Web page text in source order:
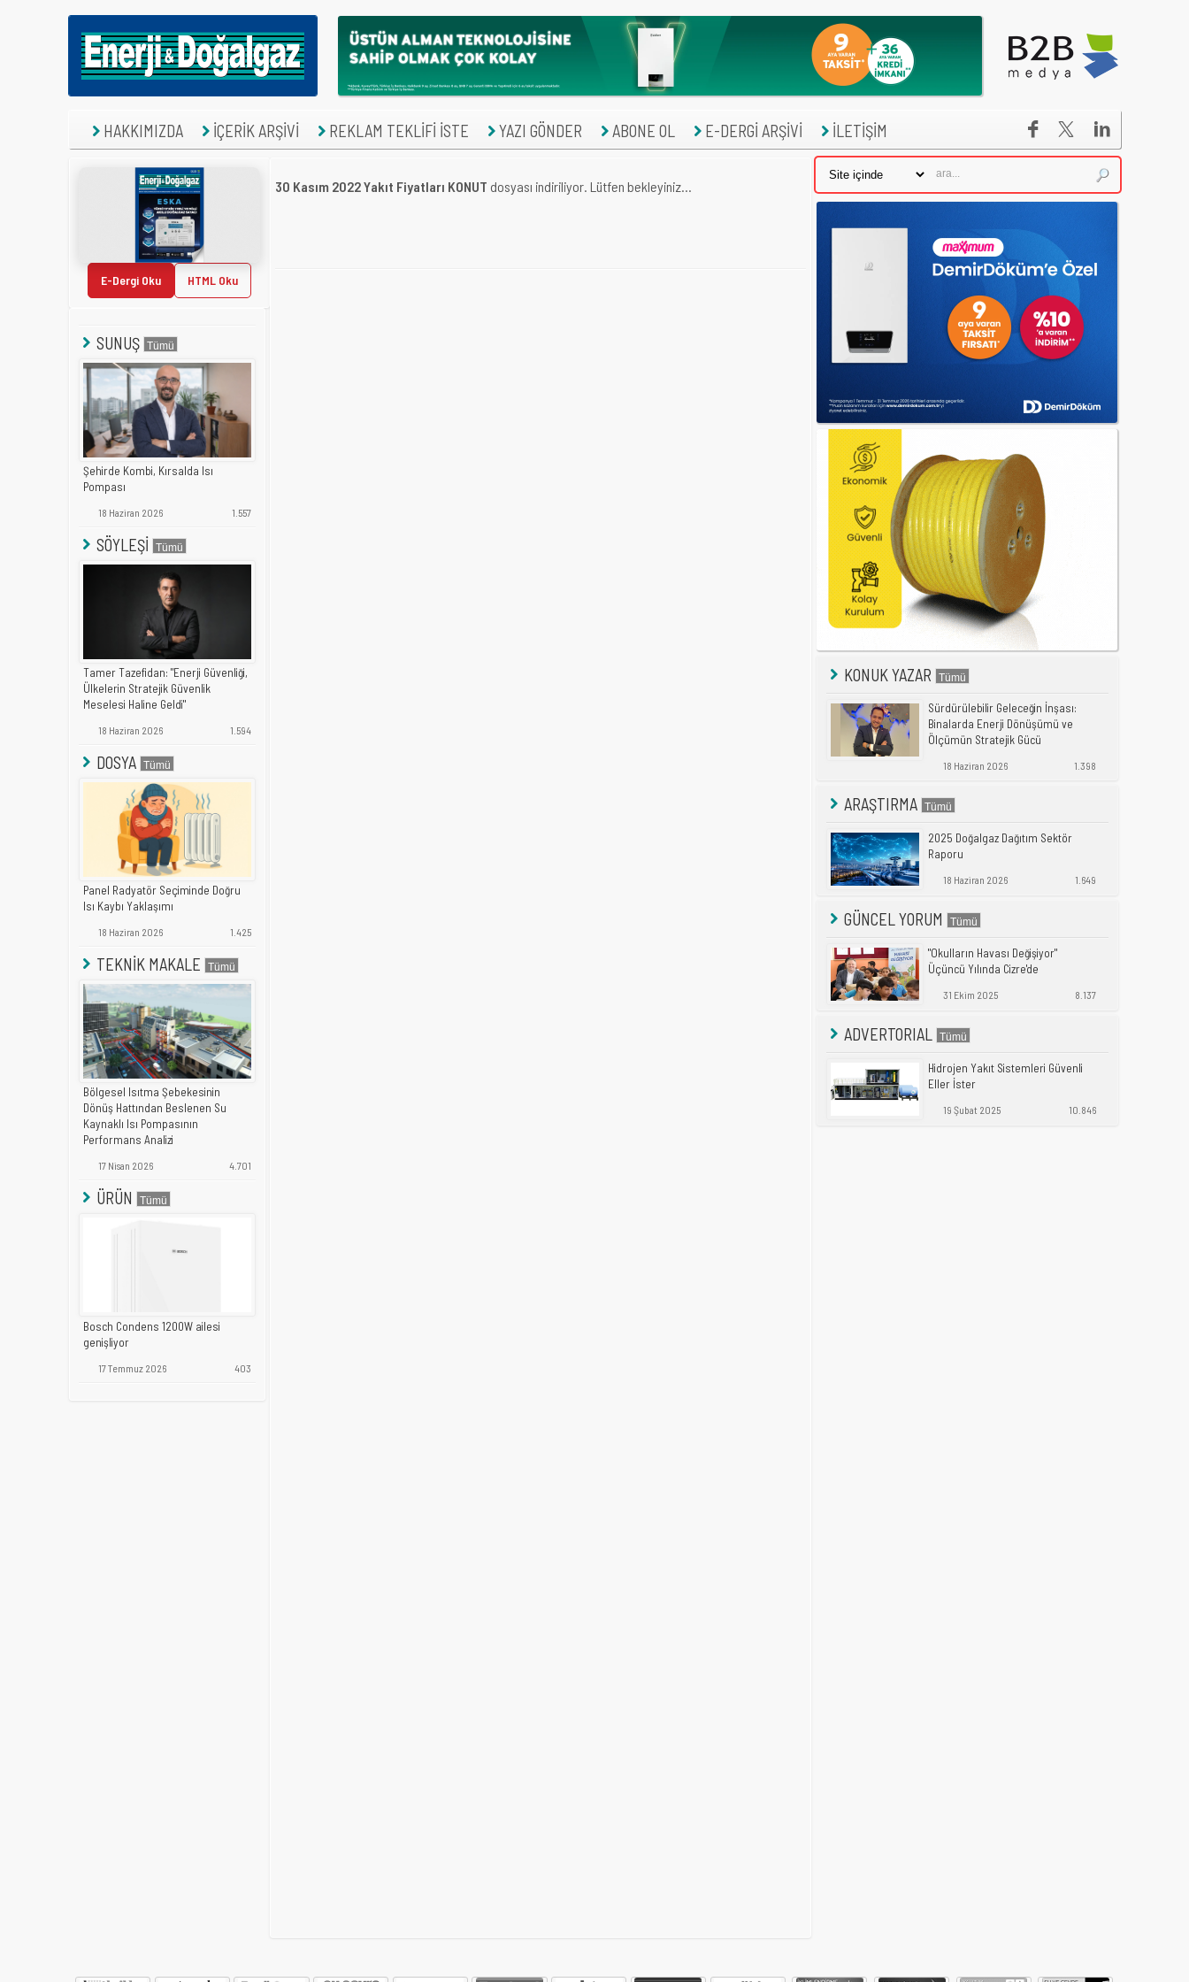
HAKKIMIZDA İÇERİK ARŞİVİ REKLAM TEKLİFİ İSTE YAZI GÖNDER ABONE OL E-DERGİ ARŞİVİ İLETİŞİM 

E-Dergi Oku HTML Oku
SUNUŞ
Şehirde Kombi, Kırsalda Isı
Pompası
18 Haziran 2026 1.557
SÖYLEŞİ
Tamer Tazefidan: "Enerji Güvenliği,
Ülkelerin Stratejik Güvenlik
Meselesi Haline Geldi"
18 Haziran 2026 1.594
DOSYA
Panel Radyatör Seçiminde Doğru
Isı Kaybı Yaklaşımı
18 Haziran 2026 1.425
TEKNİK MAKALE
Bölgesel Isıtma Şebekesinin
Dönüş Hattından Beslenen Su
Kaynaklı Isı Pompasının
Performans Analizi
17 Nisan 2026 4.701
ÜRÜN
Bosch Condens 1200W ailesi
genişliyor
17 Temmuz 2026 403
30 Kasım 2022 Yakıt Fiyatları KONUT dosyası indiriliyor. Lütfen bekleyiniz...
KONUK YAZAR
Sürdürülebilir Geleceğin İnşası:
Binalarda Enerji Dönüşümü ve
Ölçümün Stratejik Gücü
18 Haziran 2026 1.398
ARAŞTIRMA
2025 Doğalgaz Dağıtım Sektör
Raporu
18 Haziran 2026 1.649
GÜNCEL YORUM
"Okulların Havası Değişiyor"
Üçüncü Yılında Cizre'de
31 Ekim 2025 8.137
ADVERTORIAL
Hidrojen Yakıt Sistemleri Güvenli
Eller İster
19 Şubat 2025 10.846